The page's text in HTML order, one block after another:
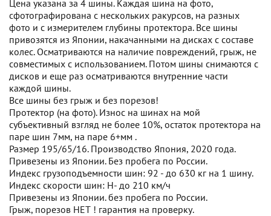
Цена указана за 4 шины. Каждая шина на фото,
сфотографирована с нескольких ракурсов, на разных
фото и с измерителем глубины протектора. Все шины
привозятся из Японии, накачанными на дисках с составе
колес. Осматриваются на наличие повреждений, грыж, не
совместимых с использованием. Потом шины снимаются с
дисков и еще раз осматриваются внутренние части
каждой шины.
Все шины без грыж и без порезов!
Протектор (на фото). Износ на шинах на мой
субъективный взгляд не более 10%, остаток протектора на
паре шин 7мм, на паре 6+мм .
Размер 195/65/16. Производство Япония, 2020 года.
Привезены из Японии. Без пробега по России.
Индекс грузоподъемности шин: 92 - до 630 кг на 1 шину.
Индекс скорости шин: H- до 210 км/ч
Привезены из Японии. без пробега по России.
Грыж, порезов НЕТ ! гарантия на проверку.